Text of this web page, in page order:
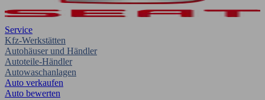
Service
Kfz-Werkstätten
Autohäuser und Händler
Autoteile-Händler
Autowaschanlagen
Auto verkaufen
Auto bewerten